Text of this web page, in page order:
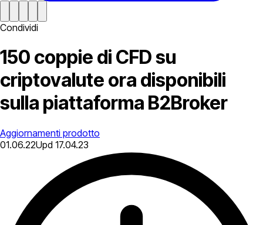
Condividi
150 coppie di CFD su
criptovalute ora disponibili
sulla piattaforma B2Broker
Aggiornamenti prodotto
01.06.22Upd 17.04.23